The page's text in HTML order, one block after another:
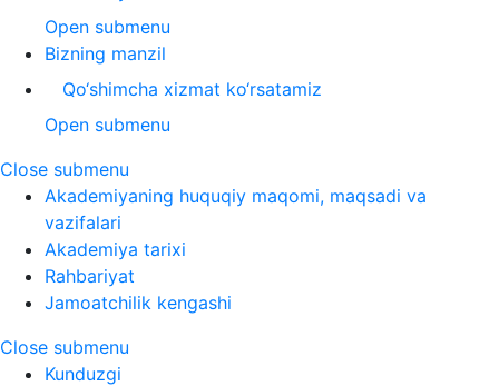
Open submenu
Bizning manzil
Qo‘shimcha xizmat ko‘rsatamiz
Open submenu
Close submenu
Akademiyaning huquqiy maqomi, maqsadi va
vazifalari
Akademiya tarixi
Rahbariyat
Jamoatchilik kengashi
Close submenu
Kunduzgi